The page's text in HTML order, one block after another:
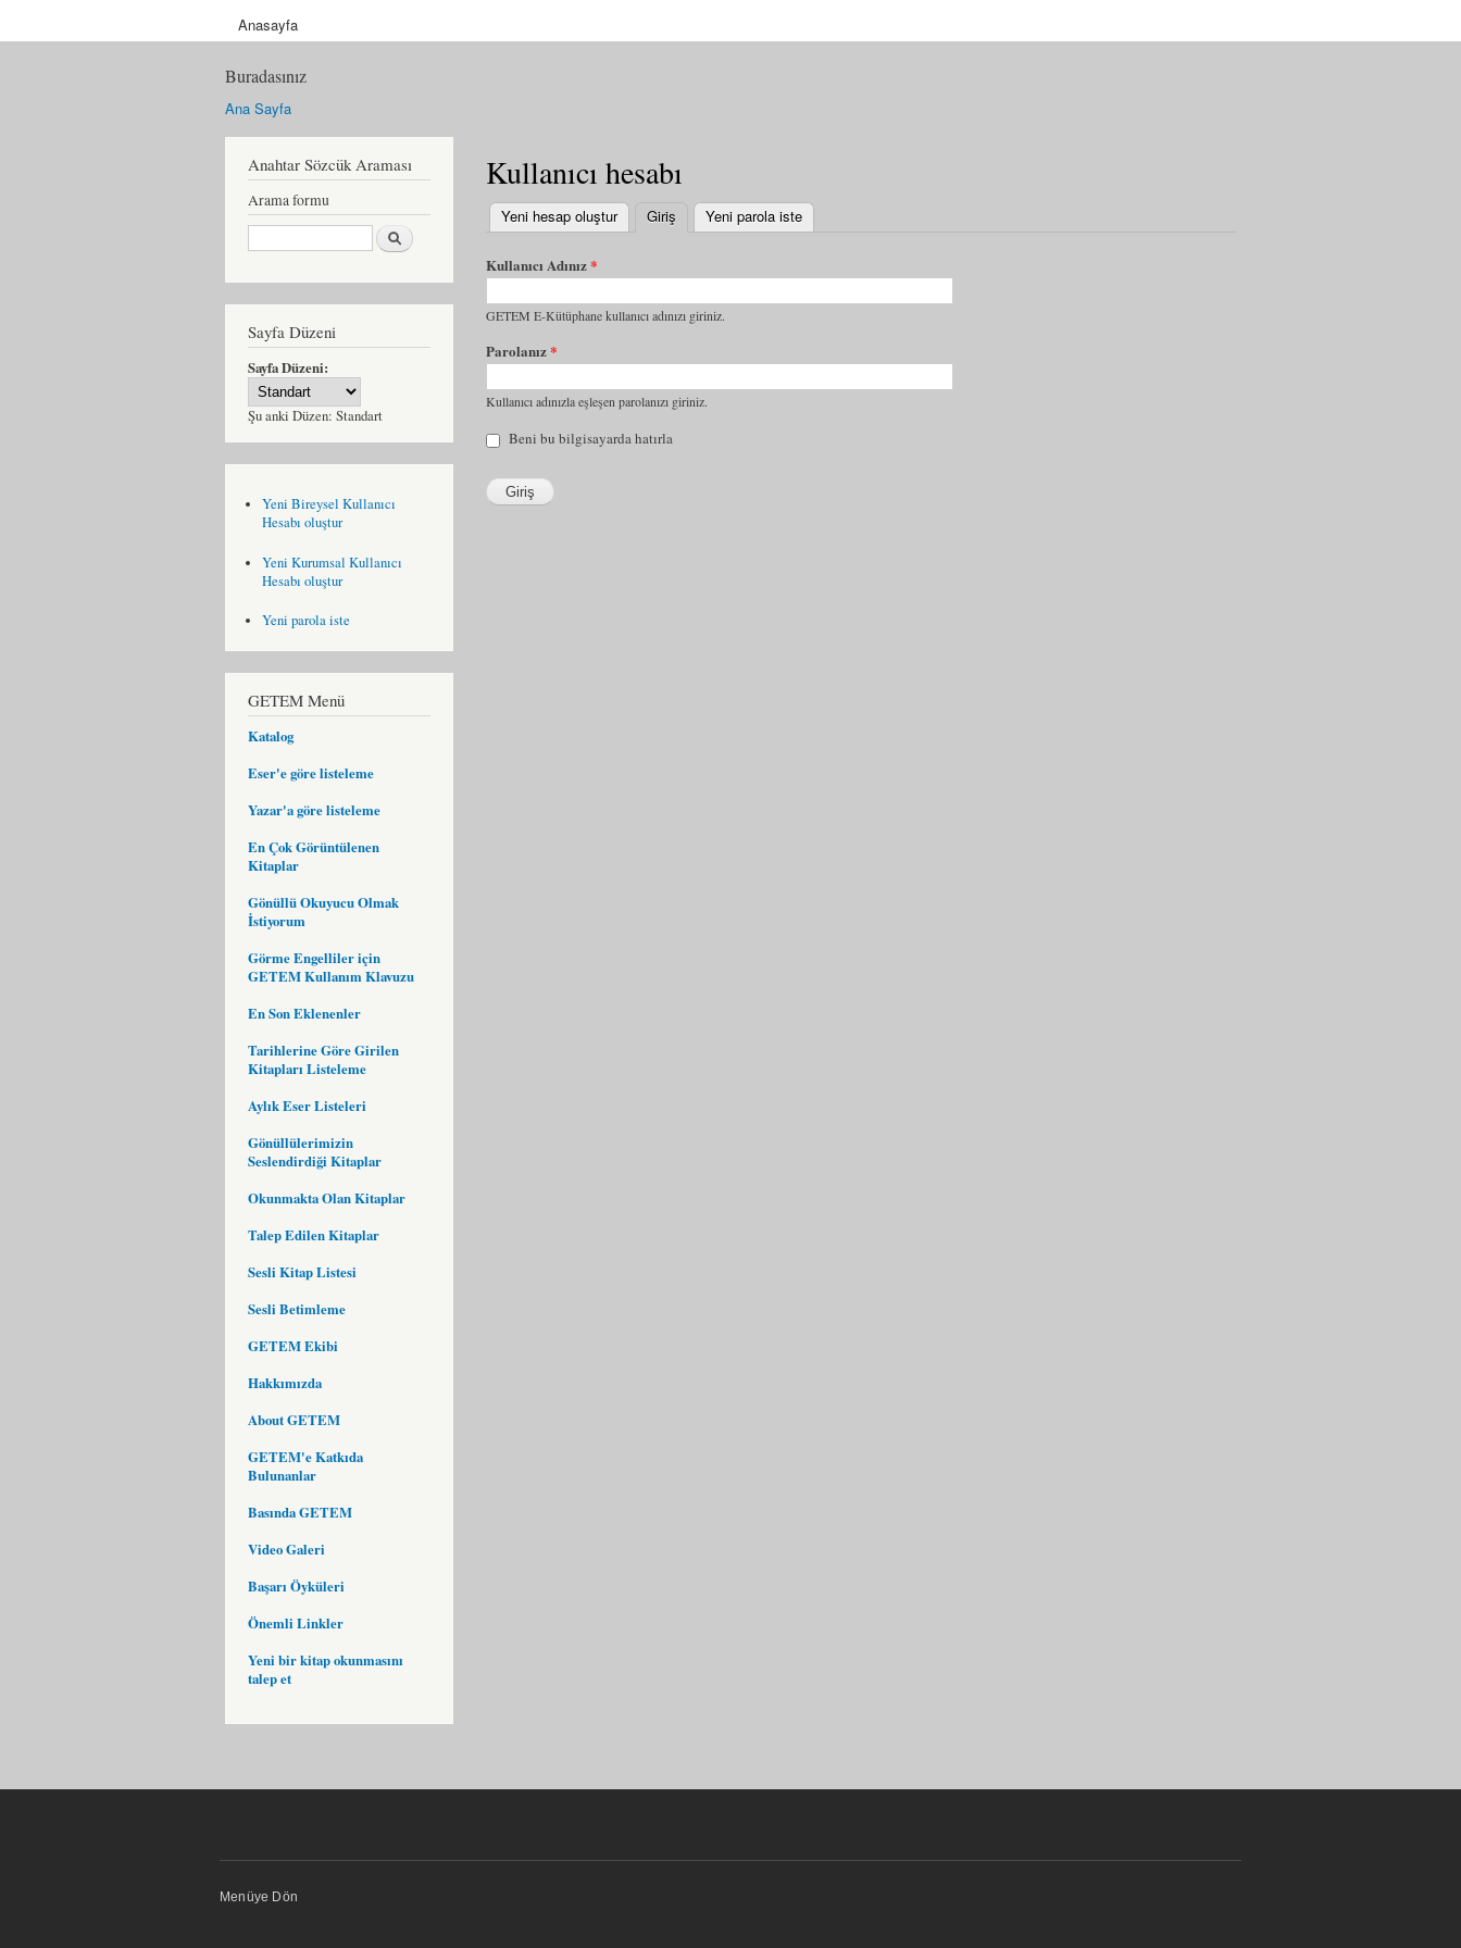
Anasayfa
Buradasınız
Ana Sayfa
Anahtar Sözcük Araması
Arama formu
Ara
Sayfa Düzeni
Sayfa Düzeni:
Şu anki Düzen: Standart
Yeni Bireysel Kullanıcı
Hesabı oluştur
Yeni Kurumsal Kullanıcı
Hesabı oluştur
Yeni parola iste
GETEM Menü
Katalog
Eser'e göre listeleme
Yazar'a göre listeleme
En Çok Görüntülenen
Kitaplar
Gönüllü Okuyucu Olmak
İstiyorum
Görme Engelliler için
GETEM Kullanım Klavuzu
En Son Eklenenler
Tarihlerine Göre Girilen
Kitapları Listeleme
Aylık Eser Listeleri
Gönüllülerimizin
Seslendirdiği Kitaplar
Okunmakta Olan Kitaplar
Talep Edilen Kitaplar
Sesli Kitap Listesi
Sesli Betimleme
GETEM Ekibi
Hakkımızda
About GETEM
GETEM'e Katkıda
Bulunanlar
Basında GETEM
Video Galeri
Başarı Öyküleri
Önemli Linkler
Yeni bir kitap okunmasını
talep et
Kullanıcı hesabı
Yeni hesap oluştur Giriş (etkin sekme)
Yeni parola iste
Kullanıcı Adınız*
GETEM E-Kütüphane kullanıcı adınızı giriniz.
Parolanız*
Kullanıcı adınızla eşleşen parolanızı giriniz.
Beni bu bilgisayarda hatırla
Menüye Dön